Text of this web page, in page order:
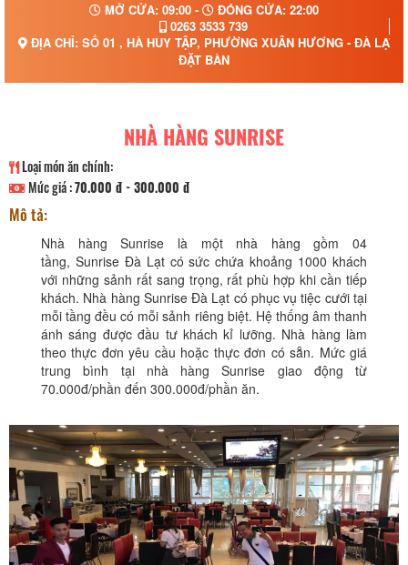
MỞ CỬA: 09:00 -
ĐÓNG CỬA: 22:00
0263 3533 739
ĐỊA CHỈ: SỐ 01 , HÀ HUY TẬP, PHƯỜNG XUÂN HƯƠNG - ĐÀ LẠT,
ĐẶT BÀN
NHÀ HÀNG SUNRISE
Loại món ăn chính:
Mức giá :70.000 đ - 300.000 đ
Mô tả:
Nhà hàng Sunrise là một nhà hàng gồm 04
tầng, Sunrise Đà Lạt có sức chứa khoảng 1000 khách
với những sảnh rất sang trọng, rất phù hợp khi cần tiếp
khách. Nhà hàng Sunrise Đà Lạt có phục vụ tiệc cưới tại
mỗi tầng đều có mỗi sảnh riêng biệt. Hệ thống âm thanh
ánh sáng được đầu tư khách kỉ lưỡng. Nhà hàng làm
theo thực đơn yêu cầu hoặc thực đơn có sẵn. Mức giá
trung bình tại nhà hàng Sunrise giao động từ
70.000đ/phần đến 300.000đ/phần ăn.